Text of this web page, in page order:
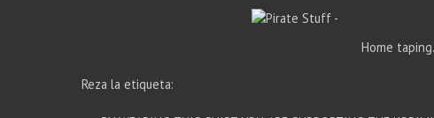
Home
Reza la etiqueta: